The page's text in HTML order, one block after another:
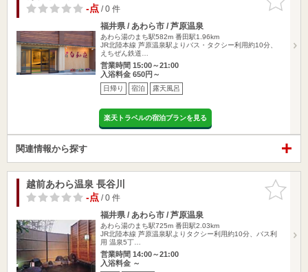
りに追加
-点/ 0 件
福井県 / あわら市 / 芦原温泉
あわら湯のまち駅582m 番田駅1.96km
JR北陸本線 芦原温泉駅よりバス・タクシー利用約10分、
えちぜん鉄道…
営業時間 15:00～21:00
入浴料金 650円～
日帰り 宿泊 露天風呂
楽天トラベルの宿泊プランを見る
関連情報から探す
お気に入
りに追加
越前あわら温泉 長谷川
-点/ 0 件
福井県 / あわら市 / 芦原温泉
あわら湯のまち駅725m 番田駅2.03km
JR北陸本線 芦原温泉駅よりタクシー利用約10分、バス利
用 温泉5丁…
営業時間 14:00～21:00
入浴料金 ～